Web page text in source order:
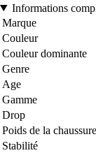
Informations
Marque
Couleur
Couleur dominante
Genre
Age
Gamme
Drop
Poids de la
Stabilité